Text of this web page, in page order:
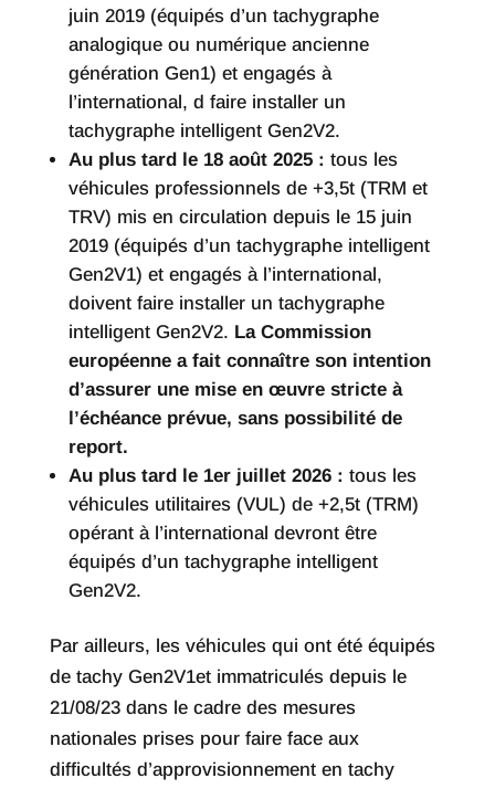
juin 2019 (équipés d’un tachygraphe
analogique ou numérique ancienne
génération Gen1) et engagés à
l’international, d faire installer un
tachygraphe intelligent Gen2V2.
Au plus tard le 18 août 2025 : tous les
véhicules professionnels de +3,5t (TRM et
TRV) mis en circulation depuis le 15 juin
2019 (équipés d’un tachygraphe intelligent
Gen2V1) et engagés à l’international,
doivent faire installer un tachygraphe
intelligent Gen2V2. La Commission
européenne a fait connaître son intention
d’assurer une mise en œuvre stricte à
l’échéance prévue, sans possibilité de
report.
Au plus tard le 1er juillet 2026 : tous les
véhicules utilitaires (VUL) de +2,5t (TRM)
opérant à l’international devront être
équipés d’un tachygraphe intelligent
Gen2V2.
Par ailleurs, les véhicules qui ont été équipés
de tachy Gen2V1et immatriculés depuis le
21/08/23 dans le cadre des mesures
nationales prises pour faire face aux
difficultés d’approvisionnement en tachy